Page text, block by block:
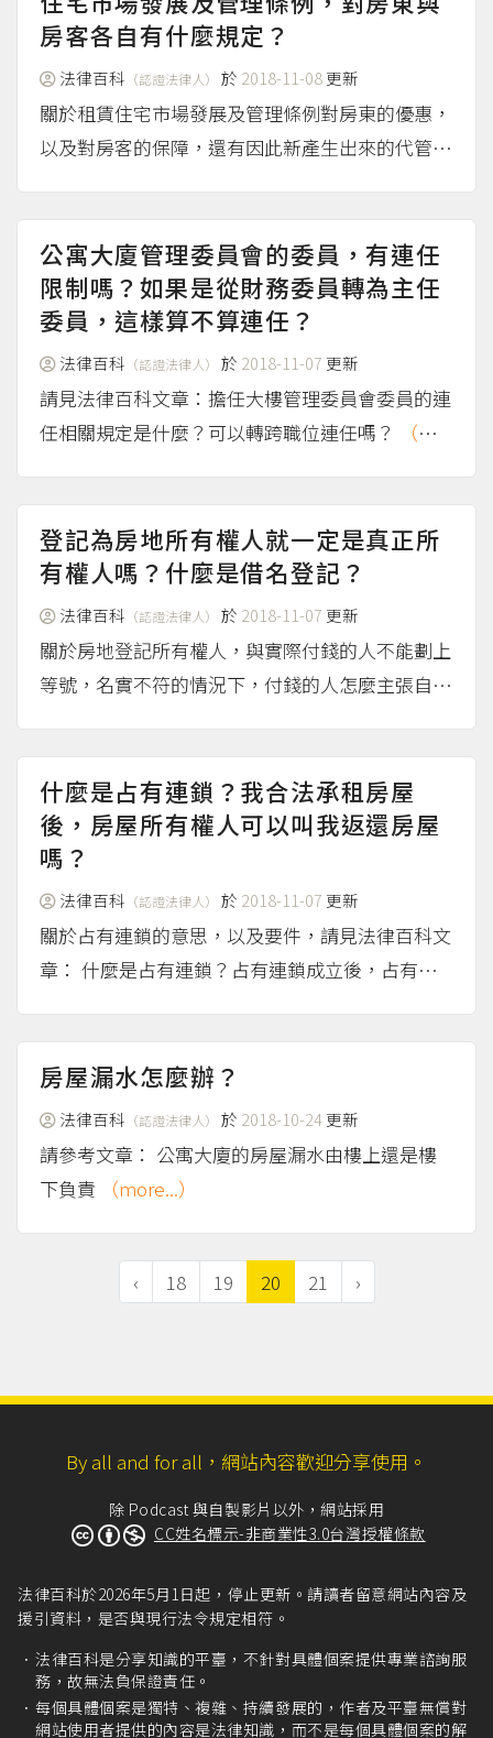
房客各自有什麼規定？
法律百科 （認證法律人） 於 2018-11-08更新
關於租賃住宅市場發展及管理條例對房東的優惠，
以及對房客的保障，還有因此新產生出來的代管
新政策（more...）
公寓大廈管理委員會的委員，有連任
限制嗎？如果是從財務委員轉為主任
委員，這樣算不算連任？
法律百科 （認證法律人） 於 2018-11-07 更新
請見法律百科文章：擔任大樓管理委員會委員的連
任相關規定是什麼？可以轉跨職位連任嗎？
（mor
登記為房地所有權人就一定是真正所
有權人嗎？什麼是借名登記？
法律百科 （認證法律人） 於 2018-11-07 更新
關於房地登記所有權人，與實際付錢的人不能劃上
等號，名實不符的情況下，付錢的人怎麼主張自己
權人就一定是真正所有權人嗎？什麼是借名登記？
（more...）
什麼是占有連鎖？我合法承租房屋
後，房屋所有權人可以叫我返還房屋
嗎？
法律百科 （認證法律人） 於 2018-11-07 更新
關於占有連鎖的意思，以及要件，請見法律百科文
章： 什麼是占有連鎖？占有連鎖成立後，占有人
房屋漏水怎麼辦？
法律百科 （認證法律人） 於 2018-10-24更新
請參考文章： 公寓大廈的房屋漏水由樓上還是樓
下負責
（more...）
‹ 18 19 20 21 ›
By all and for all，網站內容歡迎分享使用。
除 Podcast 與自製影片以外，網站採用
CC姓名標示-非商業性3.0台灣授權條款
法律百科於2026年5月1日起，停止更新。請讀者留意網站內容及
援引資料，是否與現行法令規定相符。
法律百科是分享知識的平臺，不針對具體個案提供專業諮詢服
務，故無法負保證責任。
每個具體個案是獨特、複雜、持續發展的，作者及平臺無償對
網站使用者提供的內容是法律知識，而不是每個具體個案的解